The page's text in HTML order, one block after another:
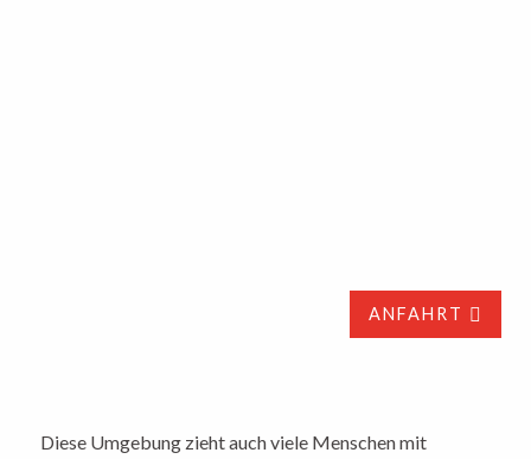
ANFAHRT
Diese Umgebung zieht auch viele Menschen mit